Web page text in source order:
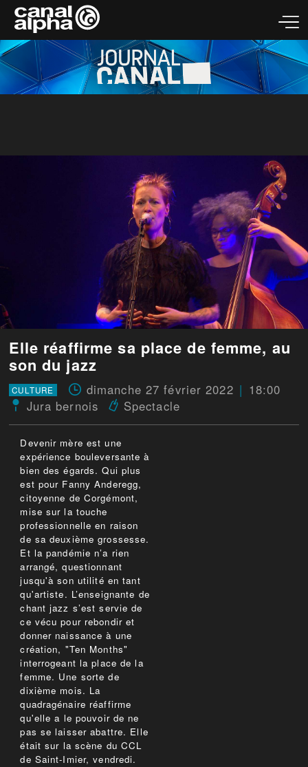
Elle réaffirme sa place de femme, au
son du jazz
CULTURE dimanche 27 février 2022
18:00
Jura bernois
Spectacle
Devenir mère est une
expérience bouleversante à
bien des égards. Qui plus
est pour Fanny Anderegg,
citoyenne de Corgémont,
mise sur la touche
professionnelle en raison
de sa deuxième grossesse.
Et la pandémie n’a rien
arrangé, questionnant
jusqu'à son utilité en tant
qu'artiste. L’enseignante de
chant jazz s’est servie de
ce vécu pour rebondir et
donner naissance à une
création, "Ten Months"
interrogeant la place de la
femme. Une sorte de
dixième mois. La
quadragénaire réaffirme
qu'elle a le pouvoir de ne
pas se laisser abattre. Elle
était sur la scène du CCL
de Saint-Imier, vendredi.